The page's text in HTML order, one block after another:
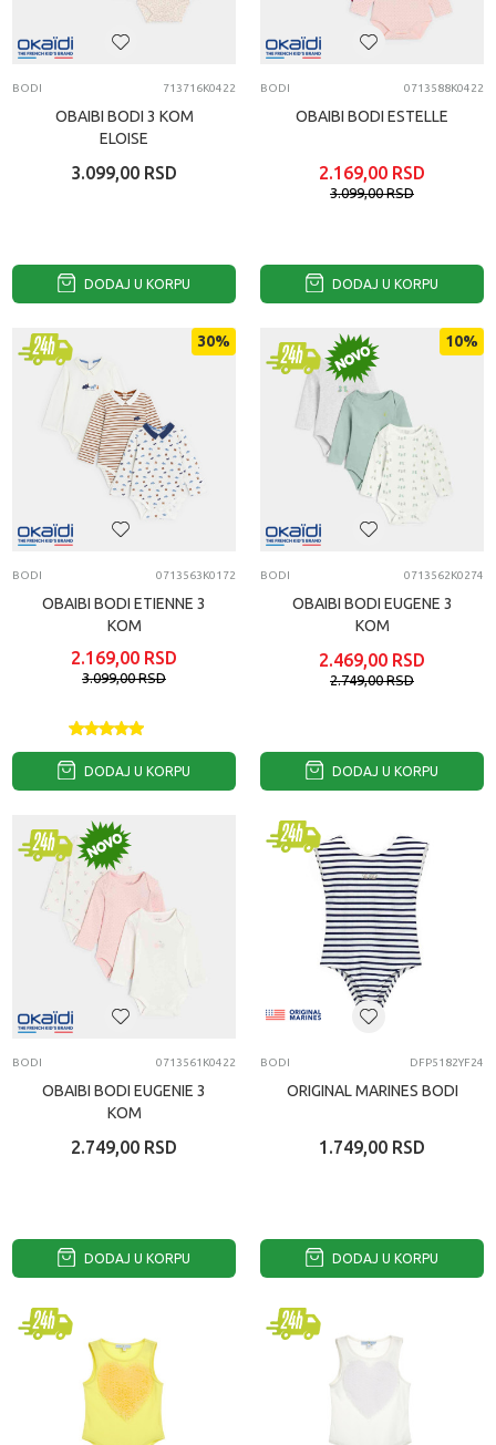
BODI 713716K0422
OBAIBI BODI 3 KOM
ELOISE
3.099,00 RSD
DODAJ U KORPU
BODI 0713588K0422
OBAIBI BODI ESTELLE
2.169,00 RSD
3.099,00RSD
DODAJ U KORPU
30%
BODI 0713563K0172
OBAIBI BODI ETIENNE 3
KOM
2.169,00 RSD
3.099,00RSD
DODAJ U KORPU
10%
BODI 0713562K0274
OBAIBI BODI EUGENE 3
KOM
2.469,00 RSD
2.749,00RSD
DODAJ U KORPU
BODI 0713561K0422
OBAIBI BODI EUGENIE 3
KOM
2.749,00 RSD
DODAJ U KORPU
BODI DFP5182YF24
ORIGINAL MARINES BODI
1.749,00 RSD
DODAJ U KORPU